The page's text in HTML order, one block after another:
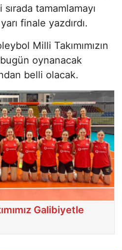
tamamlamayı
finale yazdırdı.
Milli Takımımızın
oynanacak
belli olacak.
Galibiyetle